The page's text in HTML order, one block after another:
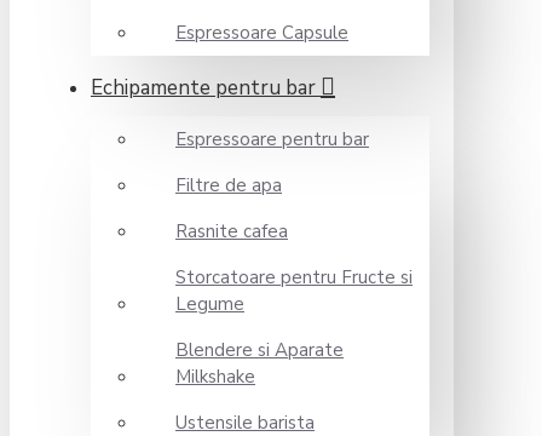
Espressoare Capsule
Echipamente pentru bar
Espressoare pentru bar
Filtre de apa
Rasnite cafea
Storcatoare pentru Fructe si
Legume
Blendere si Aparate
Milkshake
Ustensile barista